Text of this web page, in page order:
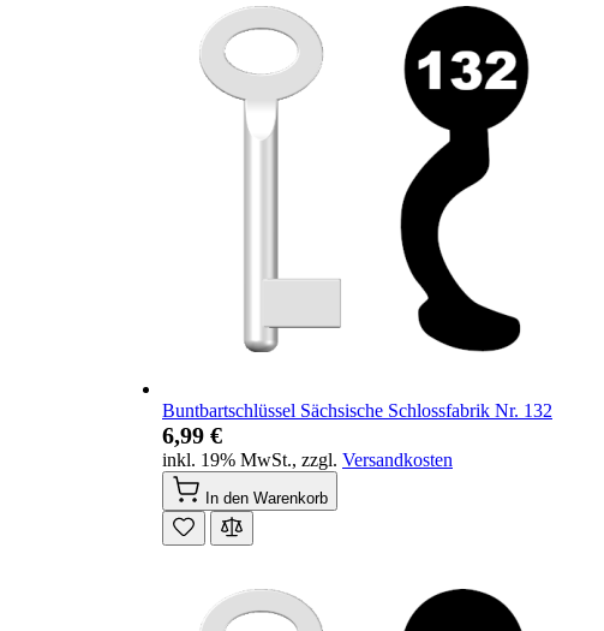
Buntbartschlüssel Sächsische Schlossfabrik Nr. 132
6,99 €
inkl. 19% MwSt., zzgl. Versandkosten
In den Warenkorb